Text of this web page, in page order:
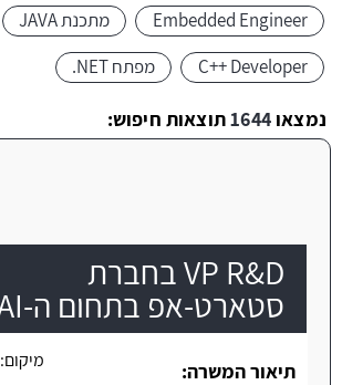
Embedded Engineer
מתכנת JAVA
C++ Developer
מפתח NET.
נמצאו1644תוצאות חיפוש:
VP R&D בחברת
סטארט-אפ בתחום ה-AI
מיקום:
תיאור המשרה: